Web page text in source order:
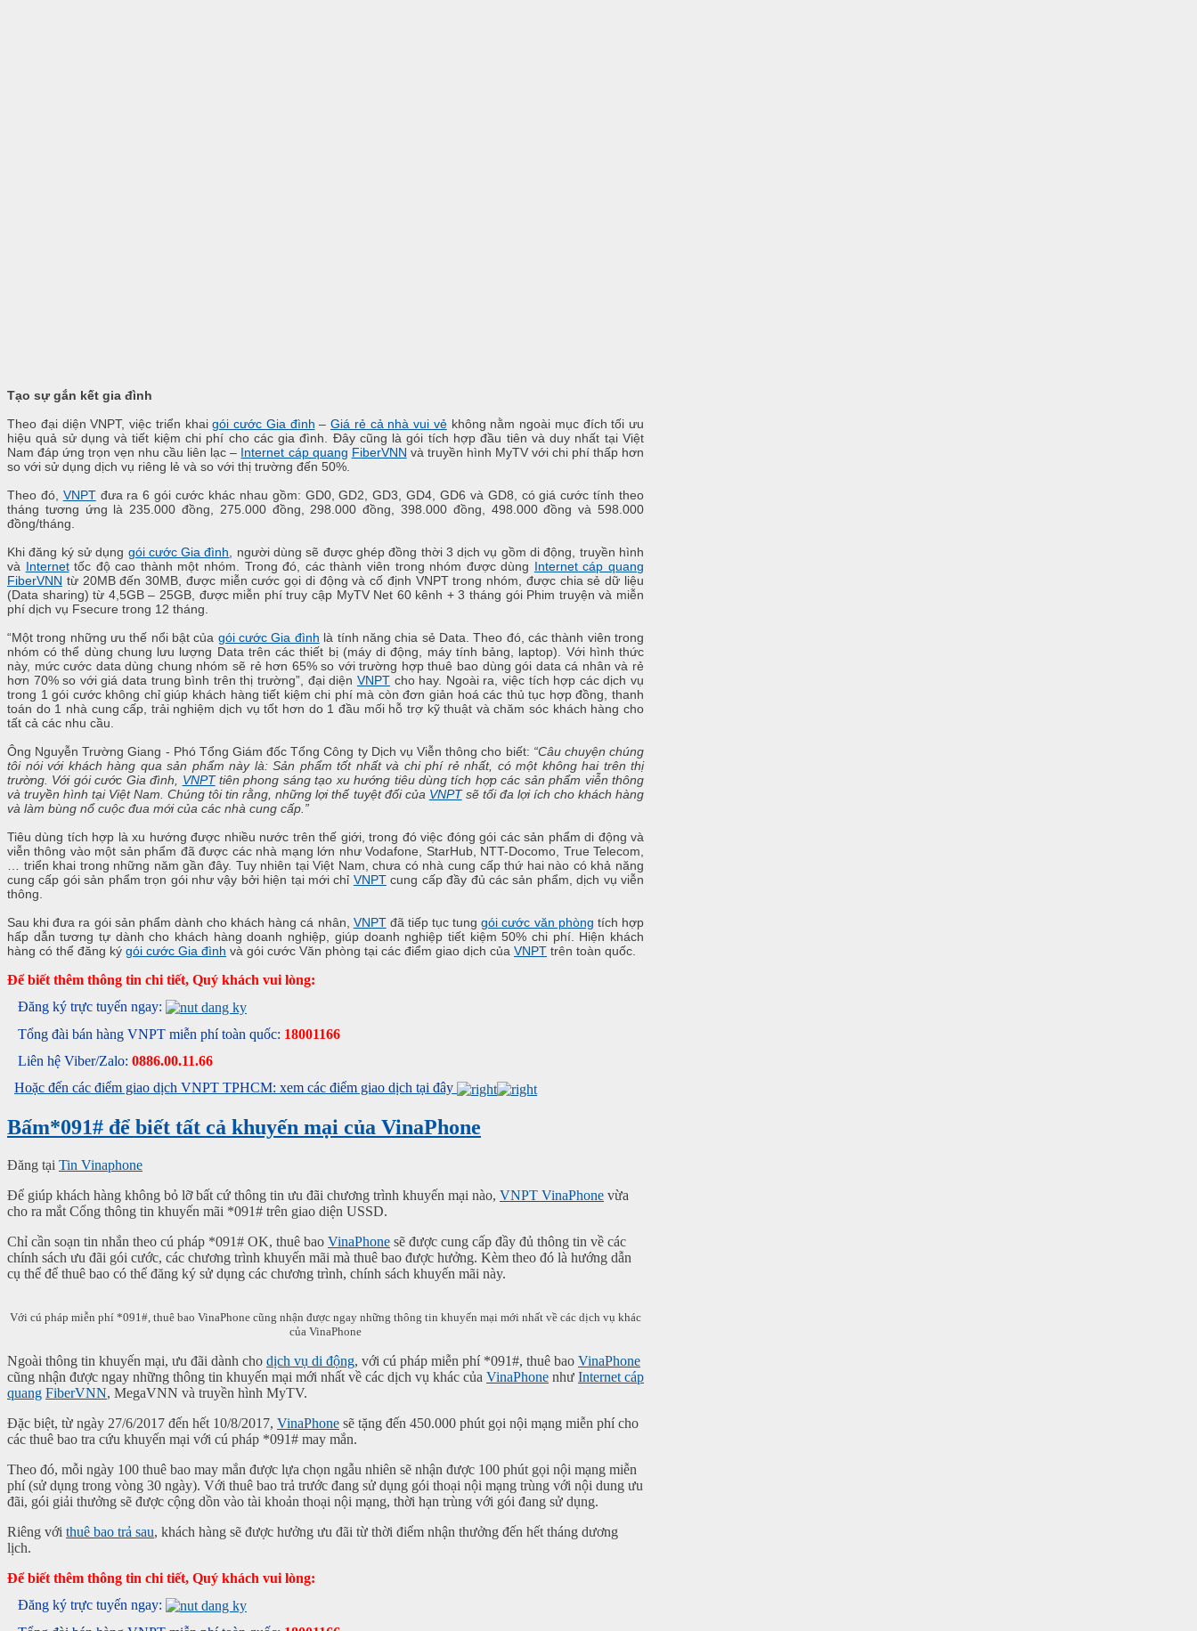
Tạo sự gắn kết gia đình
Theo đại diện VNPT, việc triển khaigói cước Gia đình – Giá rẻ cả nhà vui vẻkhông nằm ngoài mục đích tối ưu
hiệu quả sử dụng và tiết kiệm chi phí cho các gia đình. Đây cũng là gói tích hợp đầu tiên và duy nhất tại Việt
Nam đáp ứng trọn vẹn nhu cầu liên lạc – Internet cáp quang FiberVNN và truyền hình MyTV với chi phí thấp hơn
so với sử dụng dịch vụ riêng lẻ và so với thị trường đến 50%.
Theo đó, VNPTđưa ra 6 gói cước khác nhau gồm: GD0, GD2, GD3, GD4, GD6 và GD8, có giá cước tính theo
tháng tương ứng là 235.000 đồng, 275.000 đồng, 298.000 đồng, 398.000 đồng, 498.000 đồng và 598.000
đồng/tháng.
Khi đăng ký sử dụng gói cước Gia đình , người dùng sẽ được ghép đồng thời 3 dịch vụ gồm di động, truyền hình
và Internettốc độ cao thành một nhóm. Trong đó, các thành viên trong nhóm được dùng Internet cáp quang
FiberVNN từ 20MB đến 30MB, được miễn cước gọi di động và cố định VNPT trong nhóm, được chia sẻ dữ liệu
(Data sharing) từ 4,5GB – 25GB, được miễn phí truy cập MyTV Net 60 kênh + 3 tháng gói Phim truyện và miễn
phí dịch vụ Fsecure trong 12 tháng.
“Một trong những ưu thế nổi bật của gói cước Gia đình là tính năng chia sẻ Data. Theo đó, các thành viên trong
nhóm có thể dùng chung lưu lượng Data trên các thiết bị (máy di động, máy tính bảng, laptop). Với hình thức
này, mức cước data dùng chung nhóm sẽ rẻ hơn 65% so với trường hợp thuê bao dùng gói data cá nhân và rẻ
hơn 70% so với giá data trung bình trên thị trường”, đại diện VNPTcho hay. Ngoài ra, việc tích hợp các dịch vụ
trong 1 gói cước không chỉ giúp khách hàng tiết kiệm chi phí mà còn đơn giản hoá các thủ tục hợp đồng, thanh
toán do 1 nhà cung cấp, trải nghiệm dịch vụ tốt hơn do 1 đầu mối hỗ trợ kỹ thuật và chăm sóc khách hàng cho
tất cả các nhu cầu.
Ông Nguyễn Trường Giang - Phó Tổng Giám đốc Tổng Công ty Dịch vụ Viễn thông cho biết: “Câu chuyện chúng
tôi nói với khách hàng qua sản phẩm này là: Sản phẩm tốt nhất và chi phí rẻ nhất, có một không hai trên thị
trường. Với gói cước Gia đình, VNPTtiên phong sáng tạo xu hướng tiêu dùng tích hợp các sản phẩm viễn thông
và truyền hình tại Việt Nam. Chúng tôi tin rằng, những lợi thế tuyệt đối của VNPTsẽ tối đa lợi ích cho khách hàng
và làm bùng nổ cuộc đua mới của các nhà cung cấp.”
Tiêu dùng tích hợp là xu hướng được nhiều nước trên thế giới, trong đó việc đóng gói các sản phẩm di động và
viễn thông vào một sản phẩm đã được các nhà mạng lớn như Vodafone, StarHub, NTT-Docomo, True Telecom,
… triển khai trong những năm gần đây. Tuy nhiên tại Việt Nam, chưa có nhà cung cấp thứ hai nào có khả năng
cung cấp gói sản phẩm trọn gói như vậy bởi hiện tại mới chỉ VNPTcung cấp đầy đủ các sản phẩm, dịch vụ viễn
thông.
Sau khi đưa ra gói sản phẩm dành cho khách hàng cá nhân, VNPTđã tiếp tục tunggói cước văn phòng tích hợp
hấp dẫn tương tự dành cho khách hàng doanh nghiệp, giúp doanh nghiệp tiết kiệm 50% chi phí. Hiện khách
hàng có thể đăng ký gói cước Gia đình và gói cước Văn phòng tại các điểm giao dịch của VNPT trên toàn quốc.
Để biết thêm thông tin chi tiết, Quý khách vui lòng:
Đăng ký trực tuyến ngay:
Tổng đài bán hàng VNPT miễn phí toàn quốc: 18001166
Liên hệ Viber/Zalo: 0886.00.11.66
Hoặc đến các điểm giao dịch VNPT TPHCM: xem các điểm giao dịch tại đây
Bấm*091# để biết tất cả khuyến mại của VinaPhone
Đăng tại Tin Vinaphone
Để giúp khách hàng không bỏ lỡ bất cứ thông tin ưu đãi chương trình khuyến mại nào, VNPT VinaPhone vừa
cho ra mắt Cổng thông tin khuyến mãi *091# trên giao diện USSD.
Chỉ cần soạn tin nhắn theo cú pháp *091# OK, thuê bao VinaPhone sẽ được cung cấp đầy đủ thông tin về các
chính sách ưu đãi gói cước, các chương trình khuyến mãi mà thuê bao được hưởng. Kèm theo đó là hướng dẫn
cụ thể để thuê bao có thể đăng ký sử dụng các chương trình, chính sách khuyến mãi này.
Với cú pháp miễn phí *091#, thuê bao VinaPhone cũng nhận được ngay những thông tin khuyến mại mới nhất về các dịch vụ khác
của VinaPhone
Ngoài thông tin khuyến mại, ưu đãi dành cho dịch vụ di động, với cú pháp miễn phí *091#, thuê bao VinaPhone
cũng nhận được ngay những thông tin khuyến mại mới nhất về các dịch vụ khác của VinaPhone như Internet cáp
quang FiberVNN, MegaVNN và truyền hình MyTV.
Đặc biệt, từ ngày 27/6/2017 đến hết 10/8/2017, VinaPhone sẽ tặng đến 450.000 phút gọi nội mạng miễn phí cho
các thuê bao tra cứu khuyến mại với cú pháp *091# may mắn.
Theo đó, mỗi ngày 100 thuê bao may mắn được lựa chọn ngẫu nhiên sẽ nhận được 100 phút gọi nội mạng miễn
phí (sử dụng trong vòng 30 ngày). Với thuê bao trả trước đang sử dụng gói thoại nội mạng trùng với nội dung ưu
đãi, gói giải thưởng sẽ được cộng dồn vào tài khoản thoại nội mạng, thời hạn trùng với gói đang sử dụng.
Riêng với thuê bao trả sau, khách hàng sẽ được hưởng ưu đãi từ thời điểm nhận thưởng đến hết tháng dương
lịch.
Để biết thêm thông tin chi tiết, Quý khách vui lòng:
Đăng ký trực tuyến ngay: